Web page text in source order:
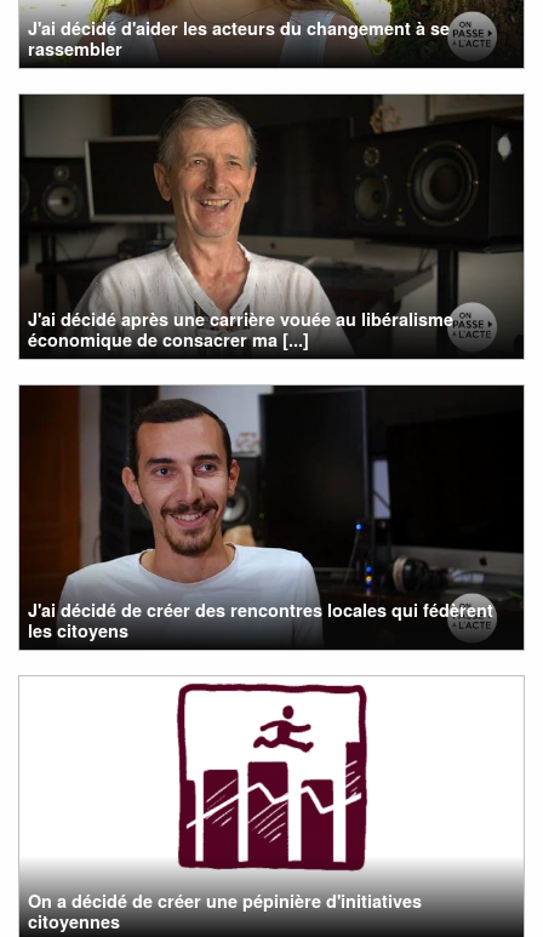
J'ai décidé d'aider les acteurs du changement à se
rassembler
J'ai décidé après une carrière vouée au libéralisme
économique de consacrer ma [...]
J'ai décidé de créer des rencontres locales qui fédèrent
les citoyens
On a décidé de créer une pépinière d'initiatives
citoyennes